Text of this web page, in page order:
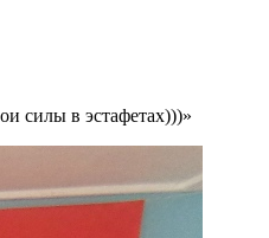
силы в эстафетах)))»